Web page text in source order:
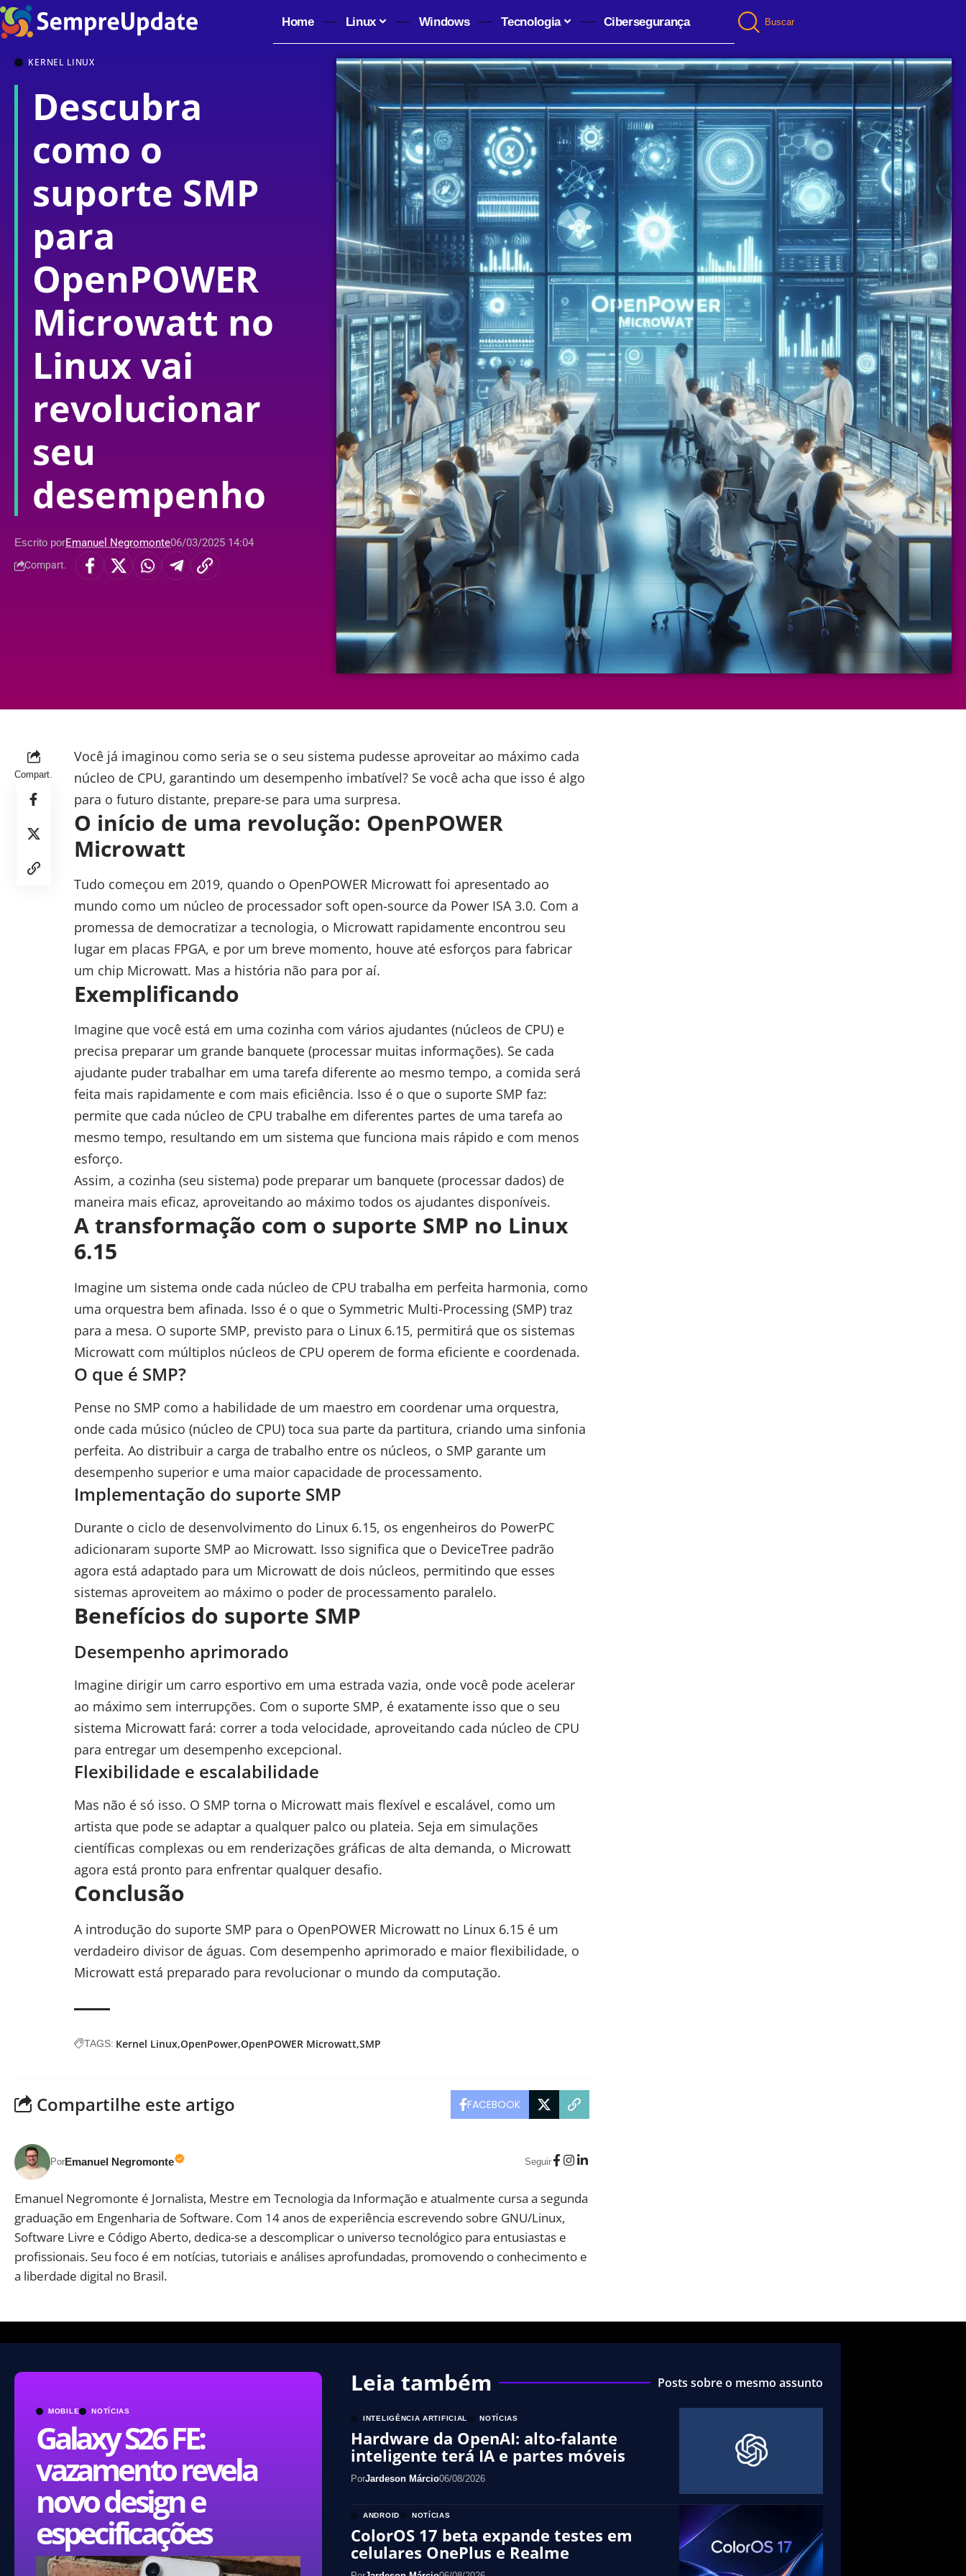
Home Linux Windows Tecnologia Cibersegurança Buscar
KERNEL LINUX
Descubra
como o
suporte SMP
para
OpenPOWER
Microwatt no
Linux vai
revolucionar
seu
desempenho
Escrito porEmanuel Negromonte06/03/2025 14:04
Compart.
Compart.
Você já imaginou como seria se o seu sistema pudesse aproveitar ao máximo cada
núcleo de CPU, garantindo um desempenho imbatível? Se você acha que isso é algo
para o futuro distante, prepare-se para uma surpresa.
O início de uma revolução: OpenPOWER
Microwatt
Tudo começou em 2019, quando o OpenPOWER Microwatt foi apresentado ao
mundo como um núcleo de processador soft open-source da Power ISA 3.0. Com a
promessa de democratizar a tecnologia, o Microwatt rapidamente encontrou seu
lugar em placas FPGA, e por um breve momento, houve até esforços para fabricar
um chip Microwatt. Mas a história não para por aí.
Exemplificando
Imagine que você está em uma cozinha com vários ajudantes (núcleos de CPU) e
precisa preparar um grande banquete (processar muitas informações). Se cada
ajudante puder trabalhar em uma tarefa diferente ao mesmo tempo, a comida será
feita mais rapidamente e com mais eficiência. Isso é o que o suporte SMP faz:
permite que cada núcleo de CPU trabalhe em diferentes partes de uma tarefa ao
mesmo tempo, resultando em um sistema que funciona mais rápido e com menos
esforço.
Assim, a cozinha (seu sistema) pode preparar um banquete (processar dados) de
maneira mais eficaz, aproveitando ao máximo todos os ajudantes disponíveis.
A transformação com o suporte SMP no Linux
6.15
Imagine um sistema onde cada núcleo de CPU trabalha em perfeita harmonia, como
uma orquestra bem afinada. Isso é o que o Symmetric Multi-Processing (SMP) traz
para a mesa. O suporte SMP, previsto para o Linux 6.15, permitirá que os sistemas
Microwatt com múltiplos núcleos de CPU operem de forma eficiente e coordenada.
O que é SMP?
Pense no SMP como a habilidade de um maestro em coordenar uma orquestra,
onde cada músico (núcleo de CPU) toca sua parte da partitura, criando uma sinfonia
perfeita. Ao distribuir a carga de trabalho entre os núcleos, o SMP garante um
desempenho superior e uma maior capacidade de processamento.
Implementação do suporte SMP
Durante o ciclo de desenvolvimento do Linux 6.15, os engenheiros do PowerPC
adicionaram suporte SMP ao Microwatt. Isso significa que o DeviceTree padrão
agora está adaptado para um Microwatt de dois núcleos, permitindo que esses
sistemas aproveitem ao máximo o poder de processamento paralelo.
Benefícios do suporte SMP
Desempenho aprimorado
Imagine dirigir um carro esportivo em uma estrada vazia, onde você pode acelerar
ao máximo sem interrupções. Com o suporte SMP, é exatamente isso que o seu
sistema Microwatt fará: correr a toda velocidade, aproveitando cada núcleo de CPU
para entregar um desempenho excepcional.
Flexibilidade e escalabilidade
Mas não é só isso. O SMP torna o Microwatt mais flexível e escalável, como um
artista que pode se adaptar a qualquer palco ou plateia. Seja em simulações
científicas complexas ou em renderizações gráficas de alta demanda, o Microwatt
agora está pronto para enfrentar qualquer desafio.
Conclusão
A introdução do suporte SMP para o OpenPOWER Microwatt no Linux 6.15 é um
verdadeiro divisor de águas. Com desempenho aprimorado e maior flexibilidade, o
Microwatt está preparado para revolucionar o mundo da computação.
TAGS: Kernel Linux OpenPower OpenPOWER Microwatt SMP
Compartilhe este artigo FACEBOOK
PorEmanuel Negromonte Seguir
Emanuel Negromonte é Jornalista, Mestre em Tecnologia da Informação e atualmente cursa a segunda
graduação em Engenharia de Software. Com 14 anos de experiência escrevendo sobre GNU/Linux,
Software Livre e Código Aberto, dedica-se a descomplicar o universo tecnológico para entusiastas e
profissionais. Seu foco é em notícias, tutoriais e análises aprofundadas, promovendo o conhecimento e
a liberdade digital no Brasil.
MOBILE NOTÍCIAS
Galaxy S26 FE:
vazamento revela
novo design e
especificações
Leia também Posts sobre o mesmo assunto
INTELIGÊNCIA ARTIFICIAL NOTÍCIAS
Hardware da OpenAI: alto-falante
inteligente terá IA e partes móveis
PorJardeson Márcio06/08/2026
ANDROID NOTÍCIAS
ColorOS 17 beta expande testes em
celulares OnePlus e Realme